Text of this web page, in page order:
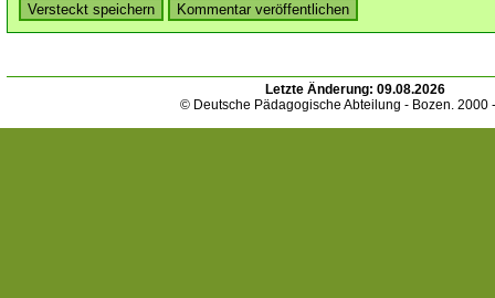
Letzte Änderung: 09.08.2026
© Deutsche Pädagogische Abteilung - Bozen. 2000